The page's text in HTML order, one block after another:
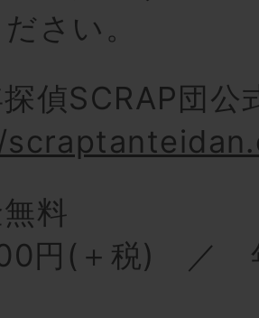
さい。
探偵SCRAP団公
料
円(＋税) ／